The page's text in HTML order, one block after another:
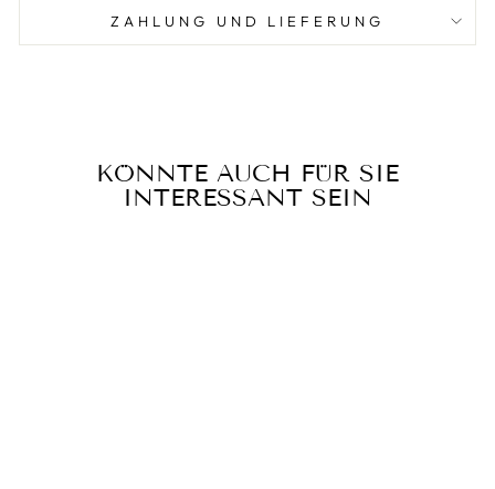
ZAHLUNG UND LIEFERUNG
KÖNNTE AUCH FÜR SIE
INTERESSANT SEIN